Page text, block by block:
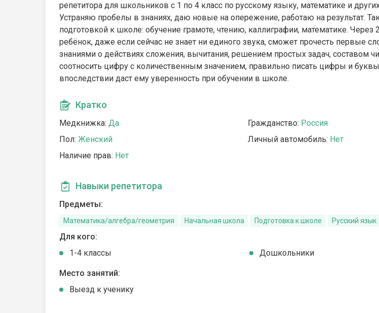
репетитора для школьников с 1 по 4 класс по русскому языку, математике и
Устраняю пробелы в знаниях, даю новые на опережение, работаю на результат.
подготовкой к школе: обучение грамоте, чтению, каллиграфии, математике.
ребёнок, даже если сейчас не знает ни единого звука, сможет прочесть первые
знаниями о действиях сложения, вычитания, решением простых задач, составом
соотносить цифру с количественным значением, правильно писать цифры и
впоследствии даст ему уверенность при обучении в школе.
Кратко
Медкнижка: Да Гражданство: Россия
Пол: Женский Личный автомобиль: Нет
Наличие прав: Нет
Навыки репетитора
Предметы:
Математика/алгебра/геометрия Начальная школа Подготовка к школе Русский язык
Для кого:
1-4 классы
Дошкольники
Место занятий:
Выезд к ученику